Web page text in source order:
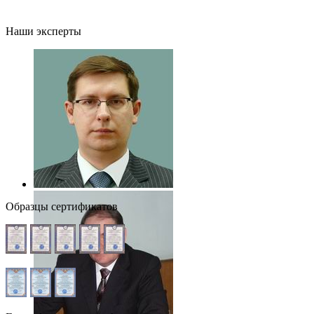
Наши эксперты
Образцы сертификатов